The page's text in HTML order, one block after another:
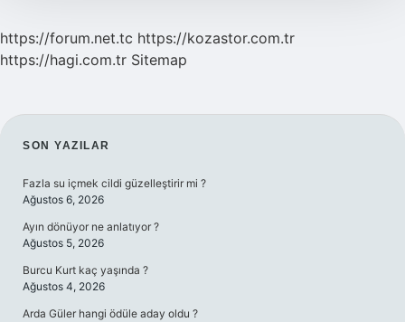
https://forum.net.tc https://kozastor.com.tr
https://hagi.com.tr Sitemap
SIDEBAR
SON YAZILAR
Fazla su içmek cildi güzelleştirir mi ?
Ağustos 6, 2026
Ayın dönüyor ne anlatıyor ?
Ağustos 5, 2026
Burcu Kurt kaç yaşında ?
Ağustos 4, 2026
Arda Güler hangi ödüle aday oldu ?